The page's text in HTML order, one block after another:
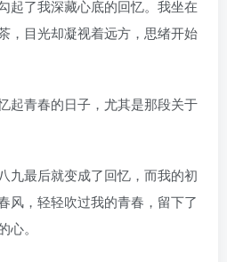
起了我深藏心底的回忆。‌我坐在
，‌目光却凝视着远方，‌思绪开始
青春的日子，‌尤其是那段关于
最后就变成了回忆，‌而我的初
风，‌轻轻吹过我的青春，‌留下了
。‌